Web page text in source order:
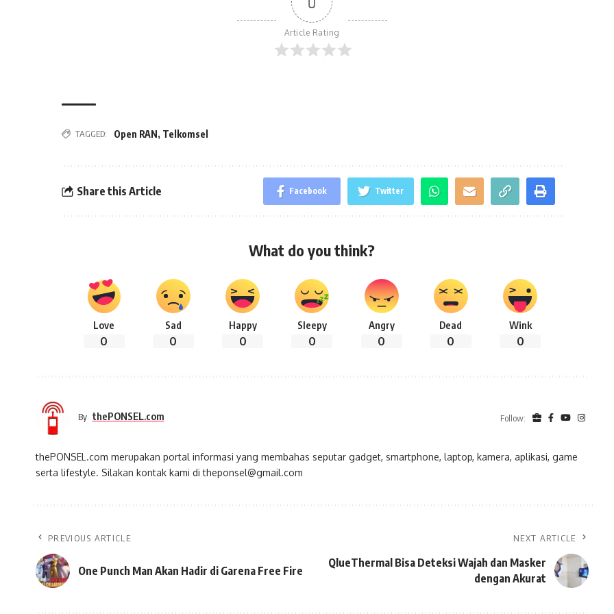
Article Rating
TAGGED: Open RAN, Telkomsel
Share this Article Facebook Twitter
What do you think?
Love
0
Sad
0
Happy
0
Sleepy
0
Angry
0
Dead
0
Wink
0
By thePONSEL.com Follow:
thePONSEL.com merupakan portal informasi yang membahas seputar gadget, smartphone, laptop, kamera, aplikasi, game
serta lifestyle. Silakan kontak kami di theponsel@gmail.com
PREVIOUS ARTICLE
One Punch Man Akan Hadir di Garena Free Fire
NEXT ARTICLE
QlueThermal Bisa Deteksi Wajah dan Masker
dengan Akurat